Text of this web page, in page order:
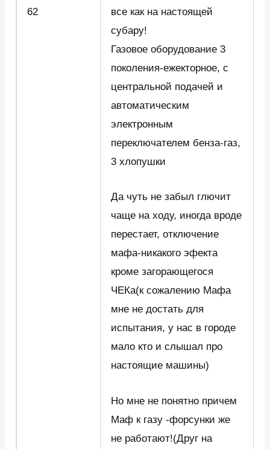
62
все как на настоящей
субару!
Газовое оборудование 3
поколения-ежекторное, с
центральной подачей и
автоматическим
электронным
переключателем бенза-газ,
3 хлопушки
Да чуть не забыл глючит
чаще на ходу, иногда вроде
перестает, отключение
мафа-никакого эфекта
кроме загорающегося
ЧЕКа(к сожалению Мафа
мне не достать для
испытания, у нас в городе
мало кто и слышал про
настоящие машины)
Но мне не понятно причем
Маф к газу -форсунки же
не работают!(Друг на